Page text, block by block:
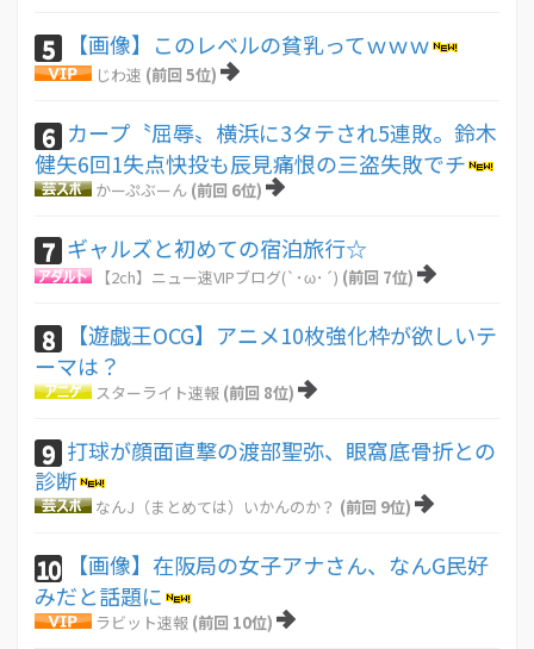
5 【画像】このレベルの貧乳ってｗｗｗ
じわ速 (前回 5位)
6 カープ〝屈辱〟横浜に3タテされ5連敗。鈴木
健矢6回1失点快投も辰見痛恨の三盗失敗でチ
かーぷぶーん (前回 6位)
7 ギャルズと初めての宿泊旅行☆
【2ch】ニュー速VIPブログ(`･ω･´) (前回 7位)
8
【遊戯王OCG】アニメ10枚強化枠が欲しいテ
ーマは？
スターライト速報 (前回 8位)
9 打球が顔面直撃の渡部聖弥、眼窩底骨折との
診断
なんJ（まとめては）いかんのか？ (前回 9位)
10
【画像】在阪局の女子アナさん、なんG民好
みだと話題に
ラビット速報 (前回 10位)